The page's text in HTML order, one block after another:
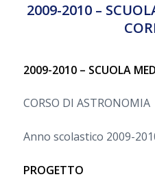
2009-2010 –
2009-2010 – SCUOLA
CORSO DI ASTRONOMIA
Anno scolastico 2009-
PROGETTO